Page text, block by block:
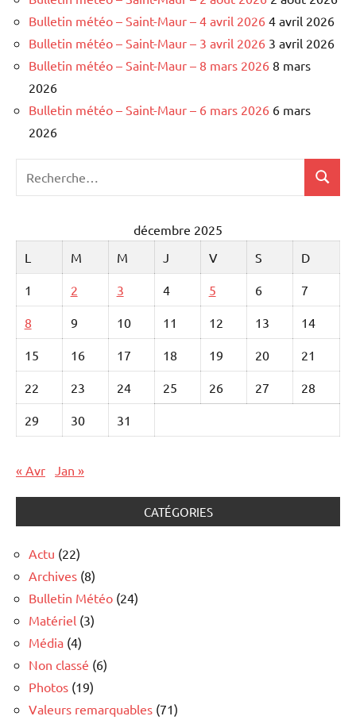
Bulletin météo – Saint-Maur – 4 avril 2026 4 avril 2026
Bulletin météo – Saint-Maur – 3 avril 2026 3 avril 2026
Bulletin météo – Saint-Maur – 8 mars 2026 8 mars
2026
Bulletin météo – Saint-Maur – 6 mars 2026 6 mars
2026
décembre 2025
L
M M J V S D
1 2 3 4 5 6 7
8 9 10 11 12 13 14
15 16 17 18 19 20 21
22 23 24 25 26 27 28
29 30 31
« Avr Jan »
CATÉGORIES
Actu (22)
Archives (8)
Bulletin Météo (24)
Matériel (3)
Média (4)
Non classé (6)
Photos (19)
Valeurs remarquables (71)